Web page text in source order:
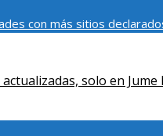
con más sitios
solo en Jume